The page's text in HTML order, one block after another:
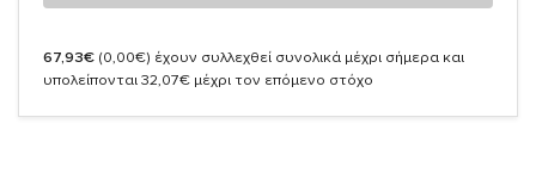
67,93€ (0,00€) έχουν συλλεχθεί συνολικά μέχρι σήμερα και
υπολείπονται 32,07€ μέχρι τον επόμενο στόχο